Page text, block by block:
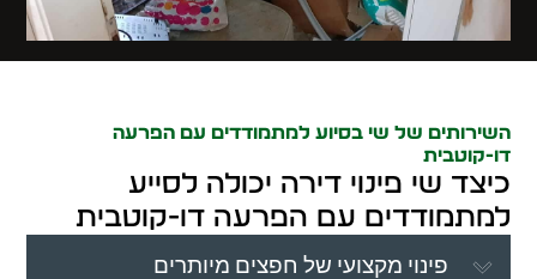
השירותים של שי בסיוע למתמודדים עם הפרעה
דו-קוטבית
כיצד שי פינוי דירה יכולה לסייע
למתמודדים עם הפרעה דו-קוטבית
פינוי מקצועי של חפצים מיותרים